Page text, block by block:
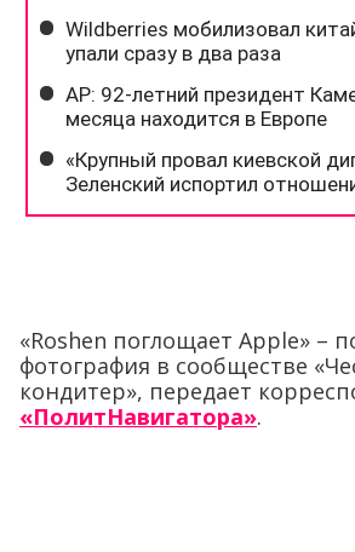
«Roshen поглощает Apple» –
фотография в сообществе
кондитер», передает
«ПолитНавигатора».